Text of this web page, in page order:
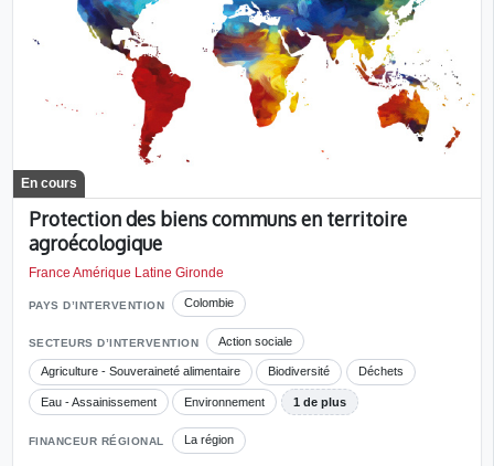
En cours
Protection des biens communs en territoire
agroécologique
France Amérique Latine Gironde
PAYS D’INTERVENTION Colombie
SECTEURS D’INTERVENTION Action sociale
Agriculture - Souveraineté alimentaire Biodiversité Déchets
Eau - Assainissement Environnement 1 de plus
FINANCEUR RÉGIONAL La région